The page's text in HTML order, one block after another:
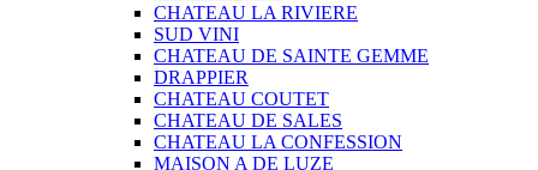
CHATEAU LA RIVIERE
SUD VINI
CHATEAU DE SAINTE GEMME
DRAPPIER
CHATEAU COUTET
CHATEAU DE SALES
CHATEAU LA CONFESSION
MAISON A DE LUZE